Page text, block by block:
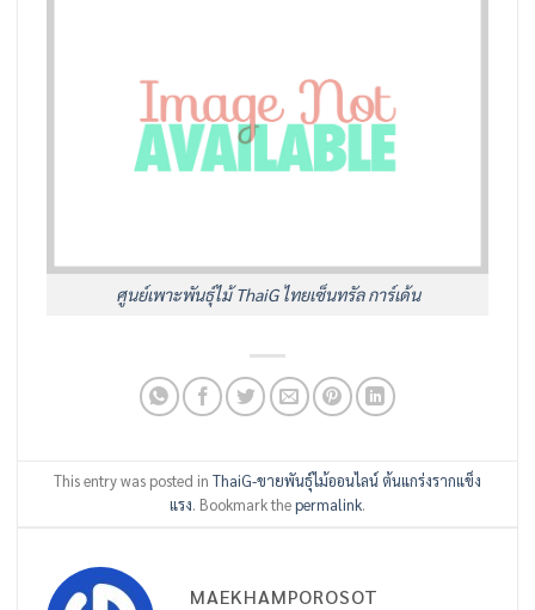
ศูนย์เพาะพันธุ์ไม้ ThaiG ไทยเซ็นทรัล การ์เด้น
This entry was posted in ThaiG-ขายพันธุ์ไม้ออนไลน์ ต้นแกร่งรากแข็ง
แรง. Bookmark thepermalink.
MAEKHAMPOROSOT